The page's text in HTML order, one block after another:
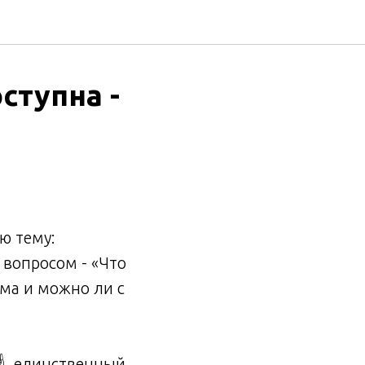
-
тему:
- «Что
и можно ли с